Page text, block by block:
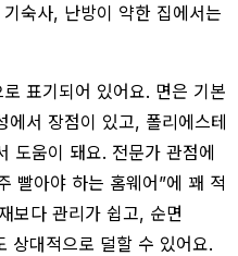
숙사, 난방이 약한 집에서는
표기되어 있어요. 면은 기본
에서 장점이 있고, 폴리에스테
도움이 돼요. 전문가 관점에
빨아야 하는 홈웨어”에 꽤 적
보다 관리가 쉽고, 순면
상대적으로 덜할 수 있어요.